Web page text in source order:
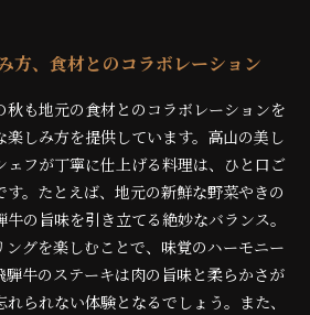
方、食材とのコラボレーション
も地元の食材とのコラボレーションを
しみ方を提供しています。高山の美し
ェフが丁寧に仕上げる料理は、ひと口ご
す。たとえば、地元の新鮮な野菜やきの
の旨味を引き立てる絶妙なバランス。
ングを楽しむことで、味覚のハーモニー
騨牛のステーキは肉の旨味と柔らかさが
られない体験となるでしょう。また、